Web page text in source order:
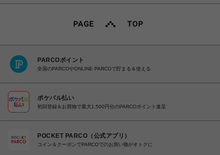
PARCOポイント
全国のPARCOやONLINE PARCOで貯まる＆使える
ポケパル払い
初回登録＆お買物で最大1,500円分のPARCOポイント進呈
POCKET PARCO（公式アプリ）
コイン＆クーポンでPARCOでのお買い物がオトクに